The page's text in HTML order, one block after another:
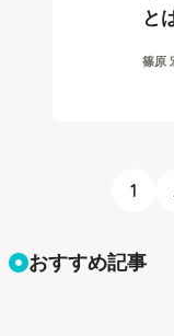
と
篠原
1
おすすめ記事